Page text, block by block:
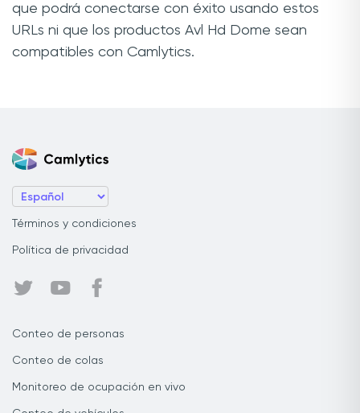
que podrá conectarse con éxito usando estos
URLs ni que los productos Avl Hd Dome sean
compatibles con Camlytics.
Términos y condiciones
Política de privacidad
Conteo de personas
Conteo de colas
Monitoreo de ocupación en vivo